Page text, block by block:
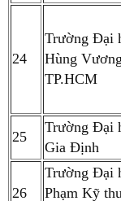
24
Trường Đại
Hùng Vương
TP.HCM
25
Trường Đại
Gia Định
26
Trường Đại
Phạm Kỹ